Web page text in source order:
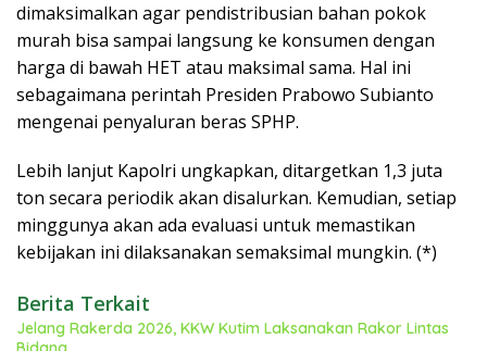
dimaksimalkan agar pendistribusian bahan pokok
murah bisa sampai langsung ke konsumen dengan
harga di bawah HET atau maksimal sama. Hal ini
sebagaimana perintah Presiden Prabowo Subianto
mengenai penyaluran beras SPHP.
Lebih lanjut Kapolri ungkapkan, ditargetkan 1,3 juta
ton secara periodik akan disalurkan. Kemudian, setiap
minggunya akan ada evaluasi untuk memastikan
kebijakan ini dilaksanakan semaksimal mungkin. (*)
Berita Terkait
Jelang Rakerda 2026, KKW Kutim Laksanakan Rakor Lintas